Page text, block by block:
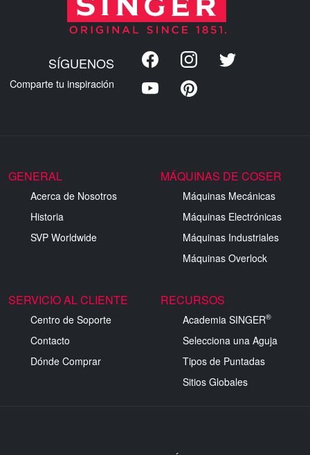
SÍGUENOS
Comparte tu inspiración
GENERAL
Acerca de Nosotros
Historia
SVP Worldwide
MÁQUINAS DE COSER
Máquinas Mecánicas
Máquinas Electrónicas
Máquinas Industriales
Máquinas Overlock
SERVICIO AL CLIENTE
Centro de Soporte
Contacto
Dónde Comprar
RECURSOS
Academia SINGER®
Selecciona una Aguja
Tipos de Puntadas
Sitios Globales